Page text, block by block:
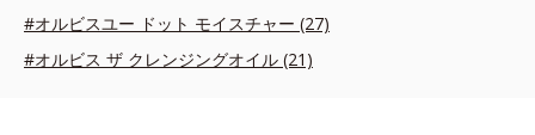
#オルビスユー ドット モイスチャー (27)
#オルビス ザ クレンジングオイル (21)